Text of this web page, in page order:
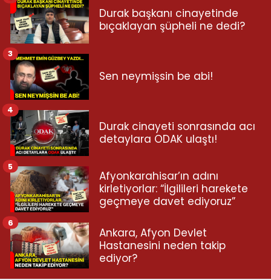
Durak başkanı cinayetinde
bıçaklayan şüpheli ne dedi?
Sen neymişsin be abi!
3
Durak cinayeti sonrasında acı
detaylara ODAK ulaştı!
4
Afyonkarahisar’ın adını
kirletiyorlar: “İlgilileri harekete
geçmeye davet ediyoruz”
5
Ankara, Afyon Devlet
Hastanesini neden takip
ediyor?
6